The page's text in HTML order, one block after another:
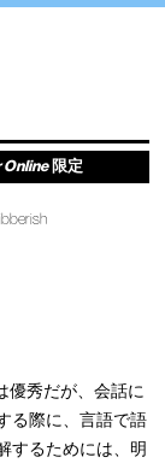
Online 限定
優秀だが、会話に
る際に、言語で語
するためには、明